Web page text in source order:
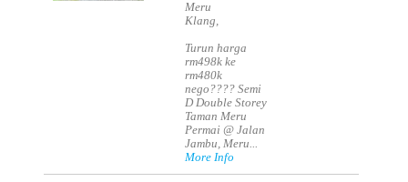
Meru
Klang,
Turun harga
rm498k ke
rm480k
nego???? Semi
D Double Storey
Taman Meru
Permai @ Jalan
Jambu, Meru...
More Info